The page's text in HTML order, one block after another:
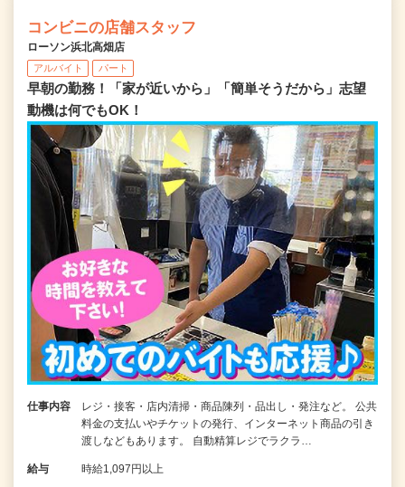
コンビニの店舗スタッフ
ローソン浜北高畑店
アルバイト パート
早朝の勤務！「家が近いから」「簡単そうだから」志望
動機は何でもOK！
仕事内容
レジ・接客・店内清掃・商品陳列・品出し・発注など。 公共
料金の支払いやチケットの発行、インターネット商品の引き
渡しなどもあります。 自動精算レジでラクラ…
給与 時給1,097円以上